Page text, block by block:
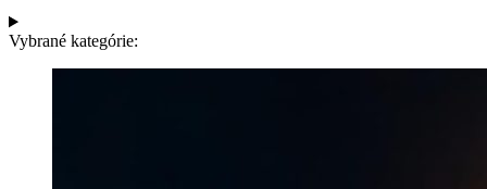
Vybrané kategórie: